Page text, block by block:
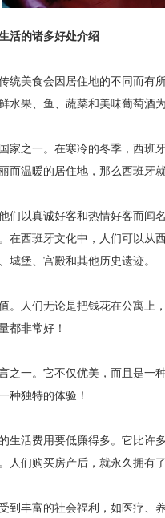
的诸多好处介绍
美食会因居住地的不同而有
水果、鱼、蔬菜和美味葡萄酒
之一。在寒冷的冬季，西班
而温暖的居住地，那么西班牙
以真诚好客和热情好客而闻
在西班牙文化中，人们可以
堡、宫殿和其他历史遗迹。
人们无论是把钱花在公寓上
都非常好！
一。它不仅优美，而且是一
种独特的体验！
活费用要低廉得多。它比许
人们购买房产后，就永久拥有
丰富的社会福利，如医疗、养